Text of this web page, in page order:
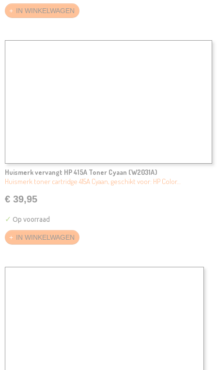
IN WINKELWAGEN
Huismerk vervangt HP 415A Toner Cyaan (W2031A)
Huismerk toner cartridge 415A Cyaan, geschikt voor: HP Color…
€ 39,95
✓ Op voorraad
IN WINKELWAGEN